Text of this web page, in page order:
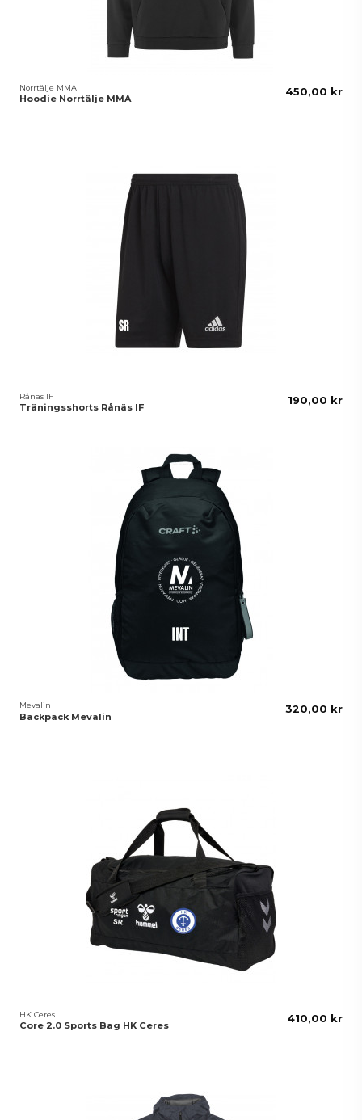
Norrtälje MMA
Hoodie Norrtälje MMA
450,00 kr
Rånäs IF
Träningsshorts Rånäs IF
190,00 kr
Mevalin
Backpack Mevalin
320,00 kr
HK Ceres
Core 2.0 Sports Bag HK Ceres
410,00 kr